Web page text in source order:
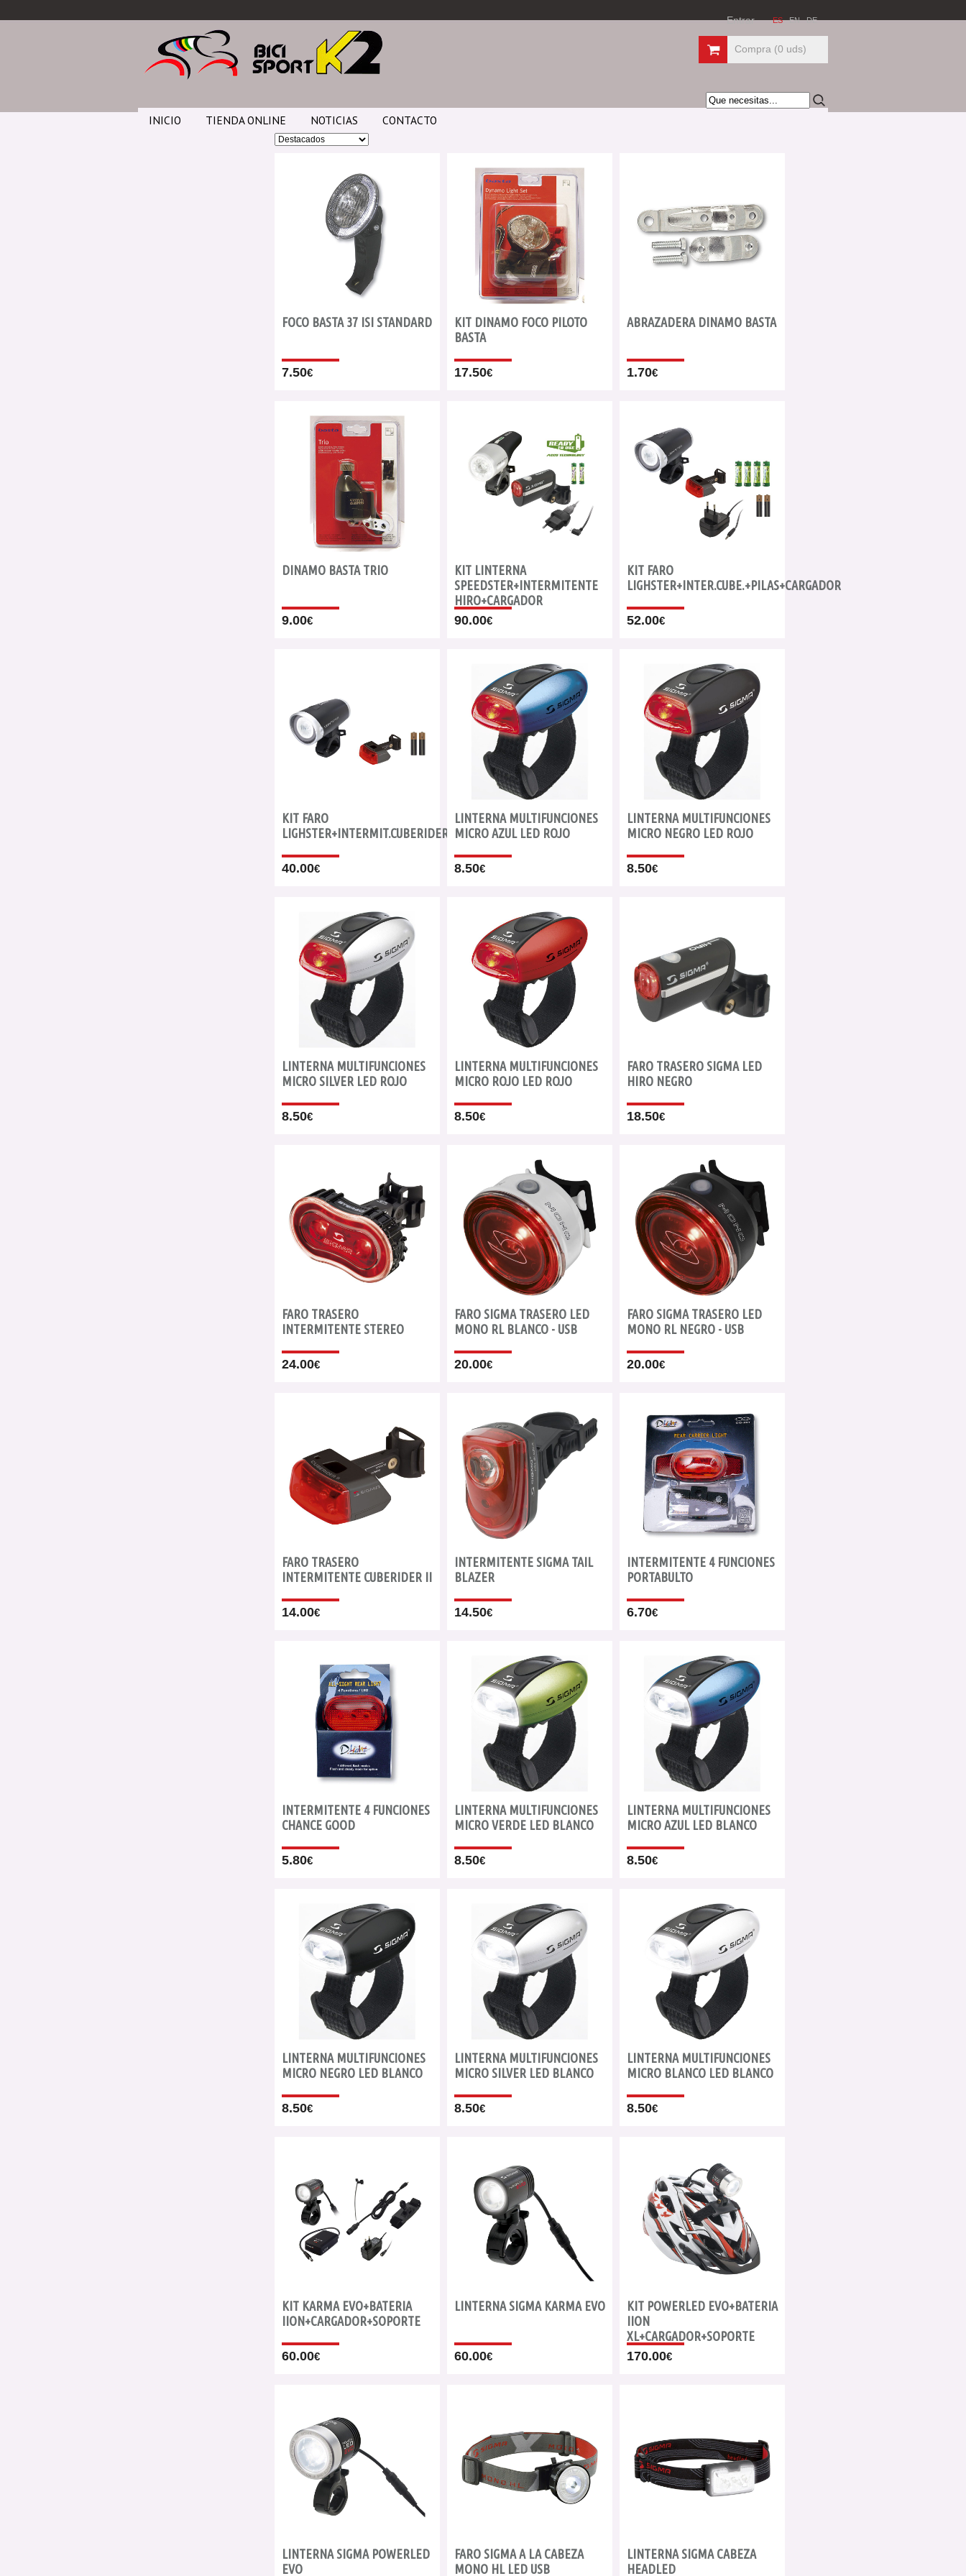
Entrar ES EN DE
Compra (0 uds)
INICIO TIENDA ONLINE NOTICIAS CONTACTO
FOCO BASTA 37 ISI STANDARD
7.50€
KIT DINAMO FOCO PILOTO
BASTA
17.50€
ABRAZADERA DINAMO BASTA
1.70€
DINAMO BASTA TRIO
9.00€
KIT LINTERNA
SPEEDSTER+INTERMITENTE
HIRO+CARGADOR
90.00€
KIT FARO
LIGHSTER+INTER.CUBE.+PILAS+CARGADOR
52.00€
KIT FARO
LIGHSTER+INTERMIT.CUBERIDER+PILAS
40.00€
LINTERNA MULTIFUNCIONES
MICRO AZUL LED ROJO
8.50€
LINTERNA MULTIFUNCIONES
MICRO NEGRO LED ROJO
8.50€
LINTERNA MULTIFUNCIONES
MICRO SILVER LED ROJO
8.50€
LINTERNA MULTIFUNCIONES
MICRO ROJO LED ROJO
8.50€
FARO TRASERO SIGMA LED
HIRO NEGRO
18.50€
FARO TRASERO
INTERMITENTE STEREO
24.00€
FARO SIGMA TRASERO LED
MONO RL BLANCO - USB
20.00€
FARO SIGMA TRASERO LED
MONO RL NEGRO - USB
20.00€
FARO TRASERO
INTERMITENTE CUBERIDER II
14.00€
INTERMITENTE SIGMA TAIL
BLAZER
14.50€
INTERMITENTE 4 FUNCIONES
PORTABULTO
6.70€
INTERMITENTE 4 FUNCIONES
CHANCE GOOD
5.80€
LINTERNA MULTIFUNCIONES
MICRO VERDE LED BLANCO
8.50€
LINTERNA MULTIFUNCIONES
MICRO AZUL LED BLANCO
8.50€
LINTERNA MULTIFUNCIONES
MICRO NEGRO LED BLANCO
8.50€
LINTERNA MULTIFUNCIONES
MICRO SILVER LED BLANCO
8.50€
LINTERNA MULTIFUNCIONES
MICRO BLANCO LED BLANCO
8.50€
KIT KARMA EVO+BATERIA
IION+CARGADOR+SOPORTE
60.00€
LINTERNA SIGMA KARMA EVO
60.00€
KIT POWERLED EVO+BATERIA
IION
XL+CARGADOR+SOPORTE
170.00€
LINTERNA SIGMA POWERLED
EVO
FARO SIGMA A LA CABEZA
MONO HL LED USB
LINTERNA SIGMA CABEZA
HEADLED